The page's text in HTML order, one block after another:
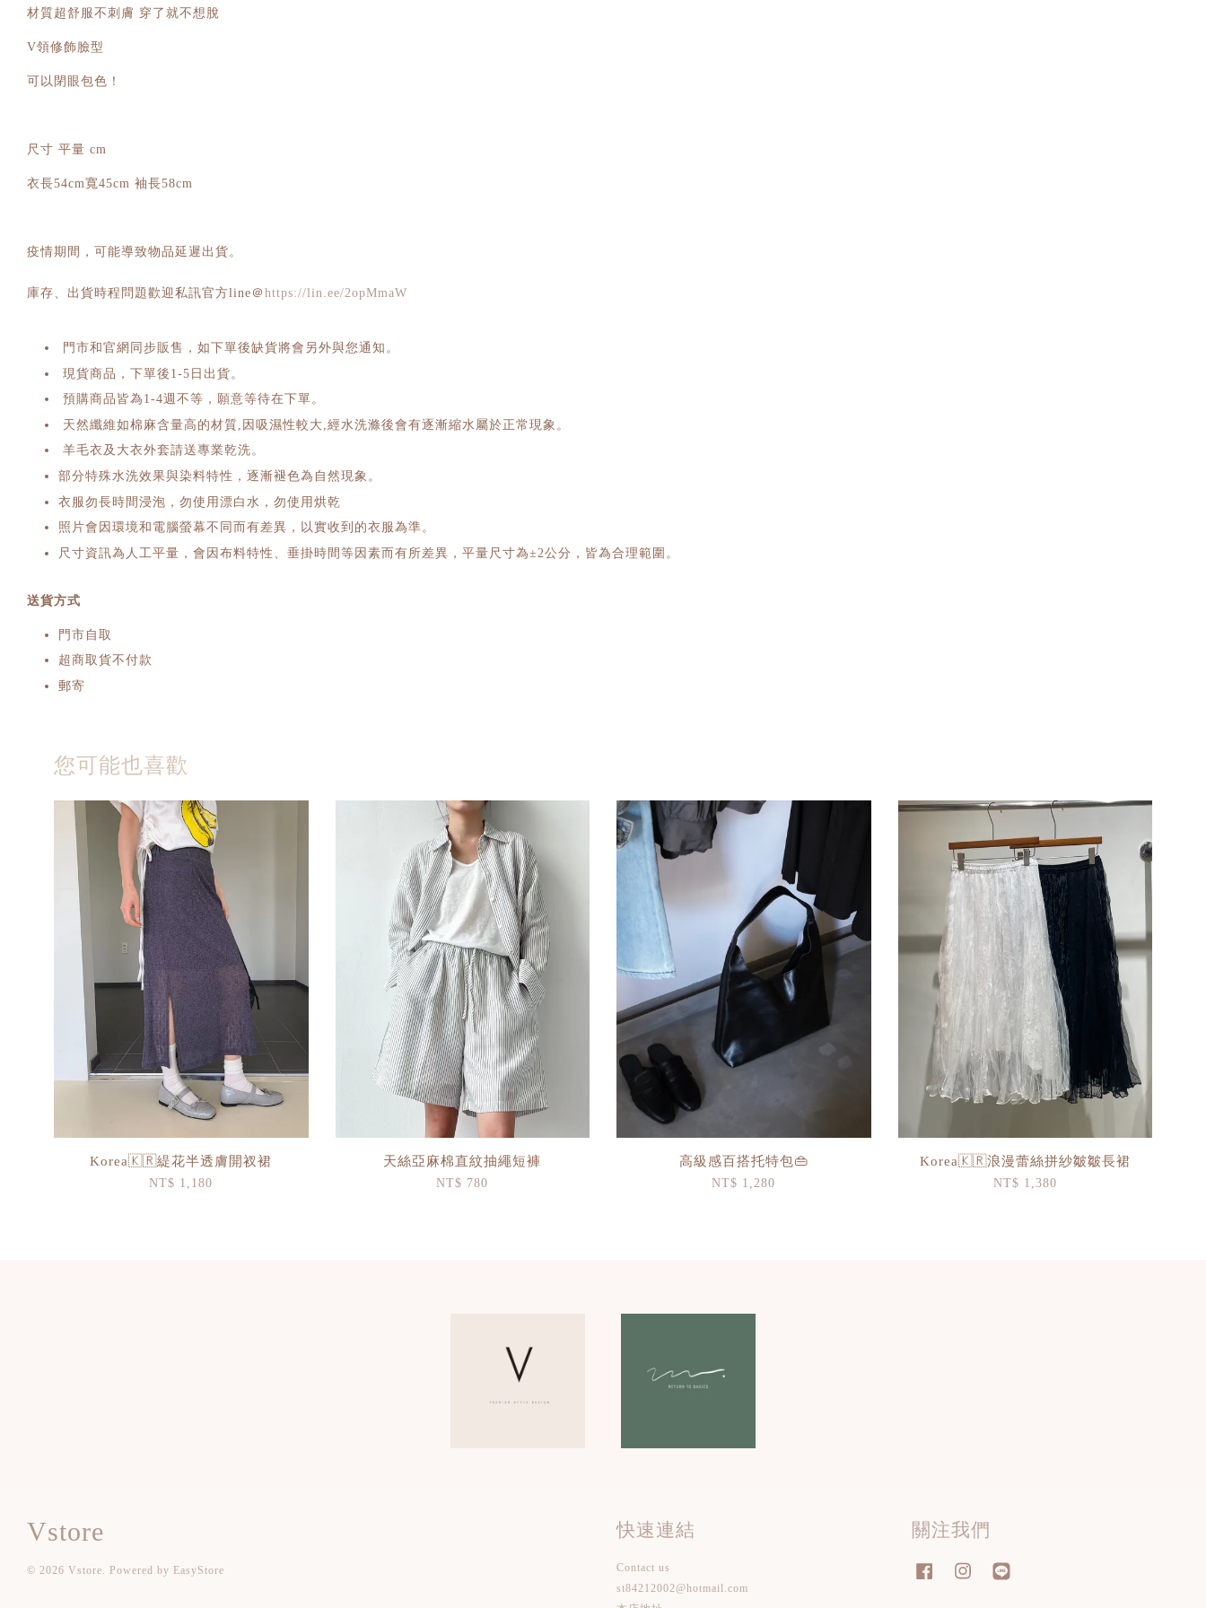
材質超舒服不刺膚 穿了就不想脫
V領修飾臉型
可以閉眼包色！
尺寸 平量 cm
衣長54cm寬45cm 袖長58cm
疫情期間，可能導致物品延遲出貨。
庫存、出貨時程問題歡迎私訊官方line＠ https://lin.ee/2opMmaW
門市和官網同步販售，如下單後缺貨將會另外與您通知。
現貨商品，下單後1-5日出貨。
預購商品皆為1-4週不等，願意等待在下單。
天然纖維如棉麻含量高的材質,因吸濕性較大,經水洗滌後會有逐漸縮水屬於正常現象。
羊毛衣及大衣外套請送專業乾洗。
部分特殊水洗效果與染料特性，逐漸褪色為自然現象。
衣服勿長時間浸泡，勿使用漂白水，勿使用烘乾
照片會因環境和電腦螢幕不同而有差異，以實收到的衣服為準。
尺寸資訊為人工平量，會因布料特性、垂掛時間等因素而有所差異，平量尺寸為±2公分，皆為合理範圍。
送貨方式
門市自取
超商取貨不付款
郵寄
您可能也喜歡
Korea🇰🇷緹花半透膚開衩裙
NT$ 1,180
天絲亞麻棉直紋抽繩短褲
NT$ 780
高級感百搭托特包👜
NT$ 1,280
Korea🇰🇷浪漫蕾絲拼紗皺皺長裙
NT$ 1,380
Vstore
© 2026 Vstore. Powered by EasyStore
快速連結
Contact us
st84212002@hotmail.com
關注我們
Facebook Instagram